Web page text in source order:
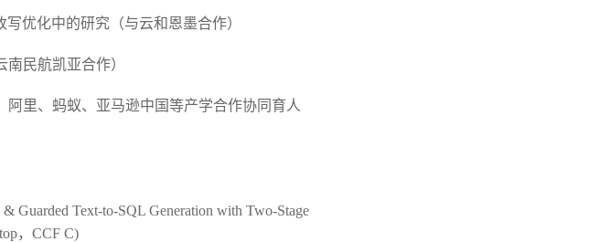
优化中的研究（与云和恩墨合作）
民航凯亚合作）
里、蚂蚁、亚马逊中国等产学合作协同育人
Guarded Text-to-SQL Generation with Two-Stage
，CCF C)